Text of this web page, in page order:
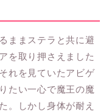
ままステラと共に避
を取り押さえました
れを見ていたアビゲ
たい一心で魔王の魔
。しかし身体が耐え